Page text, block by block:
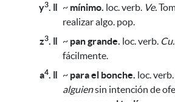
y3. ǁ ~ mínimo. loc. verb. Ve.
realizar algo. pop.
z3. ǁ ~ pan grande. loc. verb. Cu.
fácilmente.
a4. ǁ ~ para el bonche. loc. verb.
alguiensin intención de